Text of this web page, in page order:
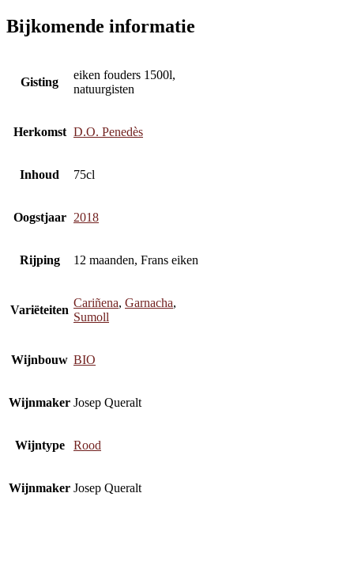
Bijkomende informatie
Gisting
eiken fouders 1500l,
natuurgisten
Herkomst D.O. Penedès
Inhoud 75cl
Oogstjaar 2018
Rijping 12 maanden, Frans eiken
Variëteiten
Cariñena, Garnacha,
Sumoll
Wijnbouw BIO
Wijnmaker Josep Queralt
Wijntype Rood
Wijnmaker Josep Queralt